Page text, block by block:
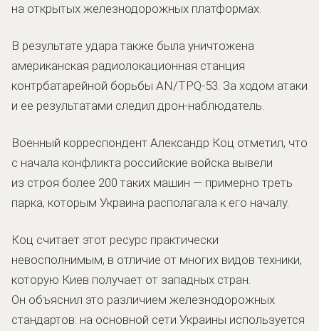
на открытых железнодорожных платформах.
В результате удара также была уничтожена
американская радиолокационная станция
контрбатарейной борьбы AN/TPQ-53. За ходом атаки
и ее результатами следил дрон-наблюдатель.
Военный корреспондент Александр Коц отметил, что
с начала конфликта российские войска вывели
из строя более 200 таких машин — примерно треть
парка, которым Украина располагала к его началу.
Коц считает этот ресурс практически
невосполнимым, в отличие от многих видов техники,
которую Киев получает от западных стран.
Он объяснил это различием железнодорожных
стандартов: на основной сети Украины используется